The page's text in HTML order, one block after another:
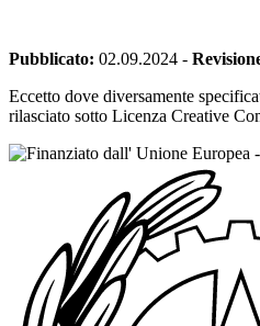
Pubblicato: 02.09.2024 -
Eccetto dove diversamente
rilasciato sotto Licenza Creative